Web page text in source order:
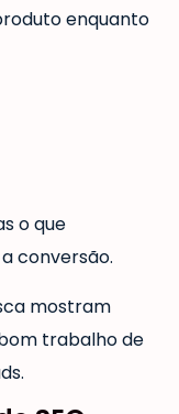
enquanto
o que
conversão.
mostram
trabalho de